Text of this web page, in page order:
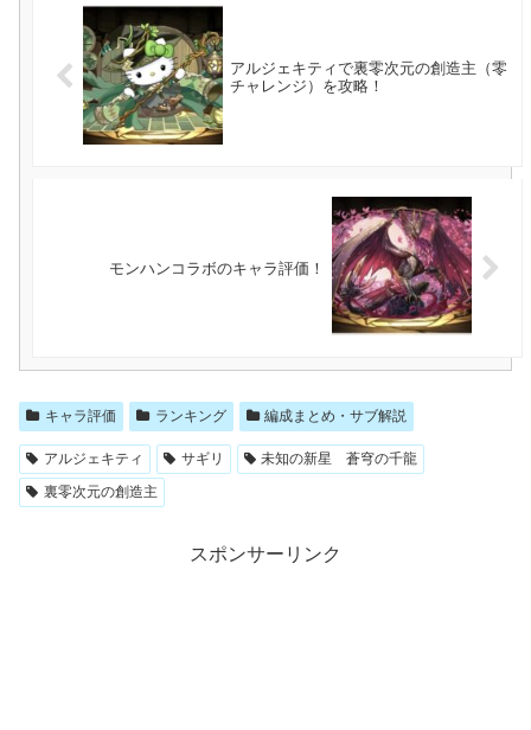
アルジェキティで裏零次元の創造主（零
チャレンジ）を攻略！
モンハンコラボのキャラ評価！
キャラ評価 ランキング 編成まとめ・サブ解説
アルジェキティ サギリ
未知の新星 蒼穹の千龍
裏零次元の創造主
スポンサーリンク